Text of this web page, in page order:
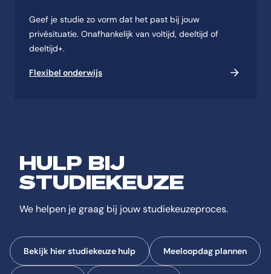
Geef je studie zo vorm dat het past bij jouw
privésituatie. Onafhankelijk van voltijd, deeltijd of
deeltijd+.
Flexibel onderwijs
HULP BIJ
STUDIEKEUZE
We helpen je graag bij jouw studiekeuzeproces.
Bekijk hier studiekeuze hulp Meeloopdag plannen